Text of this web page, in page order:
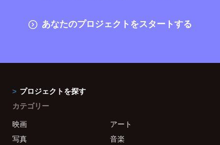
あなたのプロジェクトをスタートする
プロジェクトを探す
カテゴリー
映画
アート
写真
音楽